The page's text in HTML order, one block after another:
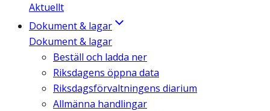
Aktuellt
Dokument & lagar
Dokument & lagar
Beställ och ladda ner
Riksdagens öppna data
Riksdagsförvaltningens diarium
Allmänna handlingar